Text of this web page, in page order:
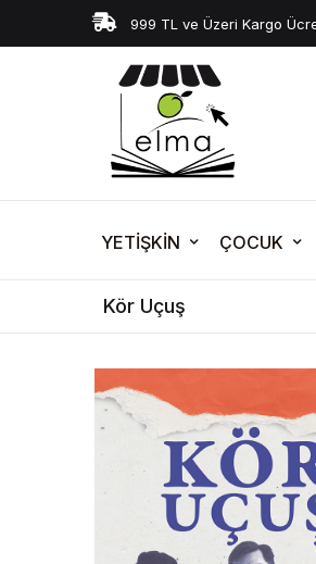
999 TL ve Üzeri Kargo
YETİŞKİN ÇOCUK
Kör Uçuş